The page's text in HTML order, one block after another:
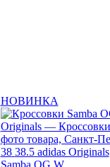
НОВИНКА
38 38.5 adidas Originals
Samba OG W